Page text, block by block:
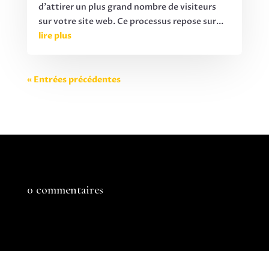
d'attirer un plus grand nombre de visiteurs
sur votre site web. Ce processus repose sur...
lire plus
« Entrées précédentes
0 commentaires